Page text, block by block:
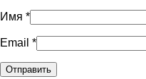
Имя *
Email *